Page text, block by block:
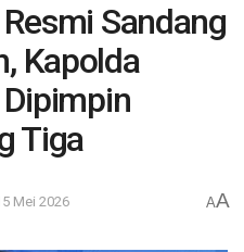
Sandang
Kapolda
Tiga
Mei 2026 AA